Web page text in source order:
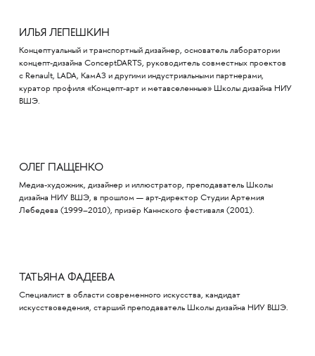
ИЛЬЯ ЛЕПЕШКИН
Концептуальный и транспортный дизайнер, основатель лаборатории
концепт-дизайна ConceptDARTS, руководитель совместных проектов
с Renault, LADA, КамАЗ и другими индустриальными партнерами,
куратор профиля «Концепт-арт и метавселенные» Школы дизайна НИУ
ВШЭ.
ОЛЕГ ПАЩЕНКО
Медиа-художник, дизайнер и иллюстратор, преподаватель Школы
дизайна НИУ ВШЭ, в прошлом — арт-директор Студии Артемия
Лебедева (1999–2010), призёр Каннского фестиваля (2001).
ТАТЬЯНА ФАДЕЕВА
Специалист в области современного искусства, кандидат
искусствоведения, старший преподаватель Школы дизайна НИУ ВШЭ.